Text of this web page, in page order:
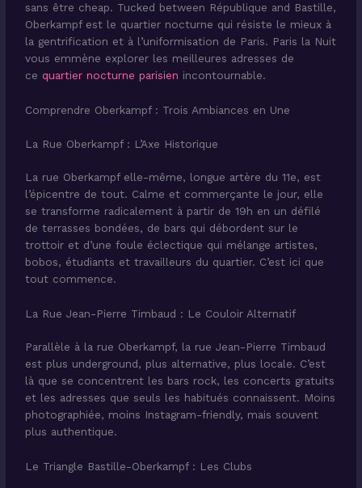
sans être cheap. Tucked between République and Bastille,
Oberkampf est le quartier nocturne qui résiste le mieux à
la gentrification et à l’uniformisation de Paris. Paris la Nuit
vous emmène explorer les meilleures adresses de
cequartier nocturne parisien incontournable.
Comprendre Oberkampf : Trois Ambiances en Une
La Rue Oberkampf : L’Axe Historique
La rue Oberkampf elle-même, longue artère du 11e, est
l’épicentre de tout. Calme et commerçante le jour, elle
se transforme radicalement à partir de 19h en un défilé
de terrasses bondées, de bars qui débordent sur le
trottoir et d’une foule éclectique qui mélange artistes,
bobos, étudiants et travailleurs du quartier. C’est ici que
tout commence.
La Rue Jean-Pierre Timbaud : Le Couloir Alternatif
Parallèle à la rue Oberkampf, la rue Jean-Pierre Timbaud
est plus underground, plus alternative, plus locale. C’est
là que se concentrent les bars rock, les concerts gratuits
et les adresses que seuls les habitués connaissent. Moins
photographiée, moins Instagram-friendly, mais souvent
plus authentique.
Le Triangle Bastille-Oberkampf : Les Clubs